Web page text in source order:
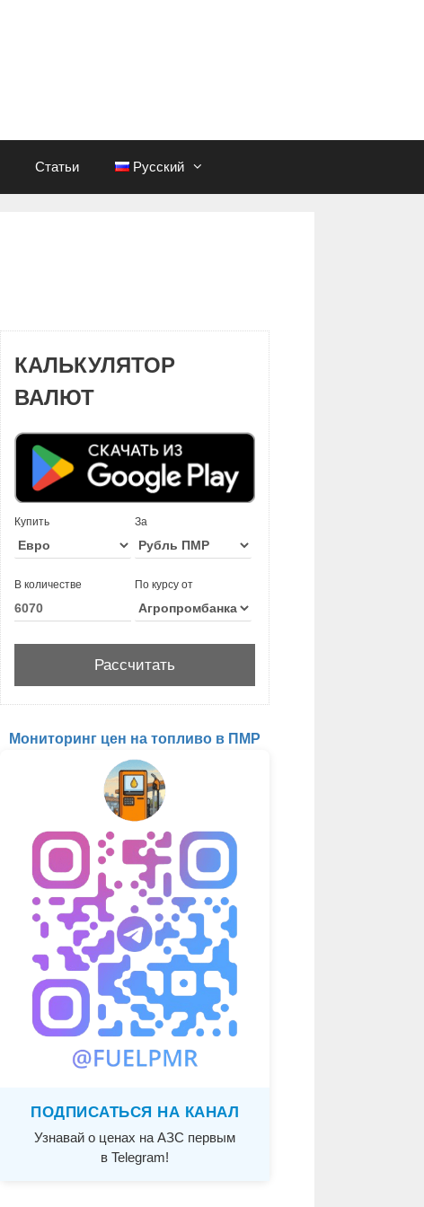
Статьи Русский
КАЛЬКУЛЯТОР
ВАЛЮТ
Купить За
В количестве По курсу от
Мониторинг цен на топливо в ПМР
ПОДПИСАТЬСЯ НА КАНАЛ
Узнавай о ценах на АЗС первым
в Telegram!